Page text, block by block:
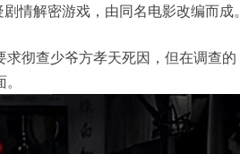
情解密游戏，由同名电影改编而成。
彻查少爷方孝天死因，但在调查的